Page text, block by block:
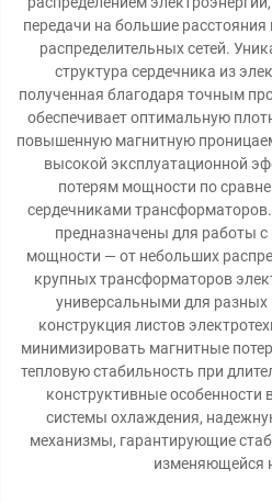
передачи на большие
распределительных сетей.
структура сердечника из
полученная благодаря точным
обеспечивает оптимальную
повышенную магнитную
высокой эксплуатационной
потерям мощности по
сердечниками
предназначены для работы
мощности — от небольших
крупных трансформаторов
универсальными для разных
конструкция листов
минимизировать магнитные
тепловую стабильность при
конструктивные
системы охлаждения,
механизмы, гарантирующие
изменяющейся